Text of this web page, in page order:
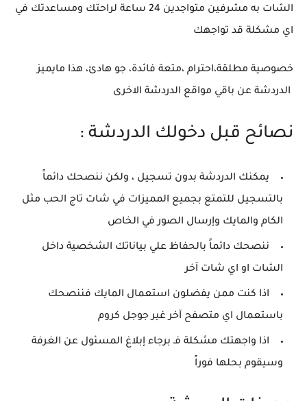
الشات به مشرفين متواجدين 24 ساعة لراحتك ومساعدتك في
اي مشكلة قد تواجهك
خصوصية مطلقة،احترام ،متعة فائدة، جو هادئ، هذا مايميز
الدردشة عن باقي مواقع الدردشة الاخرى
نصائح قبل دخولك الدردشة :
يمكنك الدردشة بدون تسجيل ، ولكن ننصحك دائماً
بالتسجيل للتمتع بجميع المميزات في شات تاج الحب مثل
الكام والمايك وإرسال الصور في الخاص
ننصحك دائماً بالحفاظ علي بياناتك الشخصية داخل
الشات او اي شات آخر
اذا كنت ممن يفضلون استعمال المايك فننصحك
باستعمال اي متصفح آخر غير جوجل كروم
اذا واجهتك مشكلة فـ برجاء إبلاغ المسئول عن الغرفة
وسيقوم بحلها فوراً